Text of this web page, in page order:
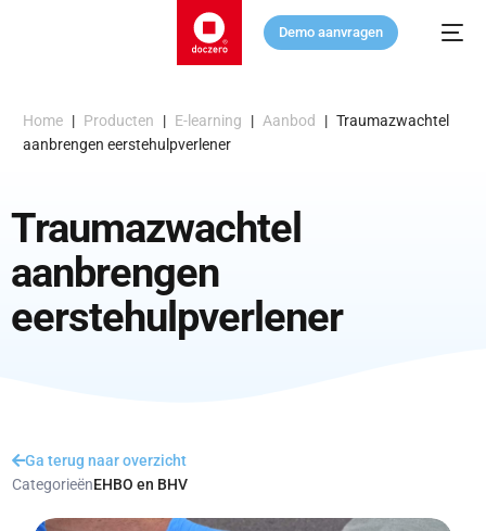
Demo aanvragen
Home | Producten | E-learning | Aanbod | Traumazwachtel
aanbrengen eerstehulpverlener
Traumazwachtel
aanbrengen
eerstehulpverlener
Ga terug naar overzicht
CategorieënEHBO en BHV